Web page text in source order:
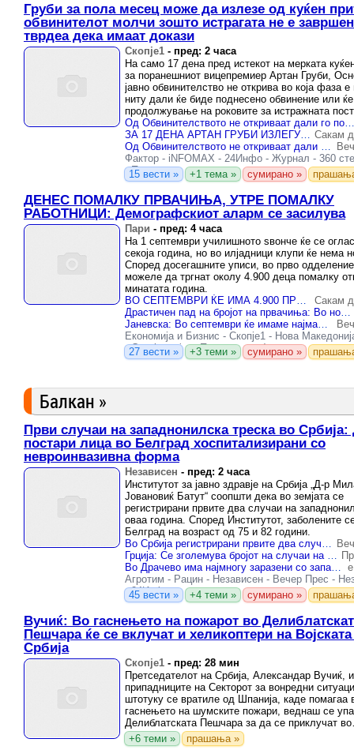
Груби за пола месец може да излезе од куќен
обвинителот молчи зошто истрагата не е
тврдеа дека имаат докази
Скопје1 - пред: 2 часа
На само 17 дена пред истекот на мерката
за поранешниот вицепремиер Артан Груби,
јавно обвинителство не открива во која фаза е
ниту дали ќе биде поднесено обвинение или
продолжување на роковите за истражната
Од Обвинителството не откриваат дали го повикале Груби на распит
ЗА 17 ДЕНА АРТАН ГРУБИ ИЗЛЕГУВА И ОД КУЌЕН ПРИТВОР АКО ОБВИНИТЕЛОТ КОЈ ГО ИЗВАДИ ОД ШУТКА НЕ ПОДНЕСЕ ОБВИНЕНИЕ ВО ЗАКОНСКИОТ РОК Сакам
Од Обвинителството не откриваат дали го повикале Груби на распит
Фактор - iNFOMAX - 24Инфо - Журнал - 360
-Проверено
15 вести » +1 тема » сумирано »
ДЕНЕС ПОМАЛКУ ПРВАЧИЊА, УТРЕ ПОМАЛКУ
РАБОТНИЦИ: Демографскиот аларм се засилува
Пари - пред: 4 часа
На 1 септември училишното ѕвонче ќе се
секоја година, но во илјадници клупи ќе нема
Според досегашните уписи, во прво
можеле да тргнат околу 4.900 деца помалку
минатата година.
ВО СЕПТЕМВРИ ЌЕ ИМА 4.900 ПРВАЧИЊА ПОМАЛКУ ОД ЛАНИ, РЕЧЕ МИНИСТЕРКАТА ЈАНЕВСКА
Сакам
Драстичен пад на бројот на првачиња: Во новата учебна година дури 4.900 помалку ученици во прво одделение
Јаневска: Во септември ќе имаме најмалку 3.000 првачиња помалку
Економија и Бизнис - Скопје1 - Нова
-Скопје инфо -Проверено -Фактор
27 вести » +3 теми » сумирано »
Балкан »
Први случаи на западнонилска треска во Србија:
постари лица во Белград хоспитализирани со
невроинвазивна форма
Независен - пред: 2 часа
Институтот за јавно здравје на Србија „Д-р
Јовановиќ Батут“ соопшти дека во земјата се
регистрирани првите два случаи на
оваа година. Според Институтот, заболените
Белград на возраст од 75 и 82 години.
Во Србија регистрирани првите два случаи на западнонилска треска
Грција: Се зголемува бројот на случаи на вирусот западнонилска треска
Во Драчево има најмногу заразени со западно-нилска треска
Агротим - Рацин - Независен - Вечер Прес -
-24Инфо
45 вести » +4 теми » сумирано »
Вучиќ: Во гаснењето на пожарот во
Пешчара ќе се вклучат и хеликоптери на
Србија
Скопје1 - пред: 28 мин
Претседателот на Србија, Александар Вучиќ,
припадниците на Секторот за вонредни
штотуку се вратиле од Шпанија, каде помагаа
гаснењето на шумските пожари, веднаш се
Делиблатската Пешчара за да се приклучат во
справувањето со големиот пожар ...
+6 теми » прашања »